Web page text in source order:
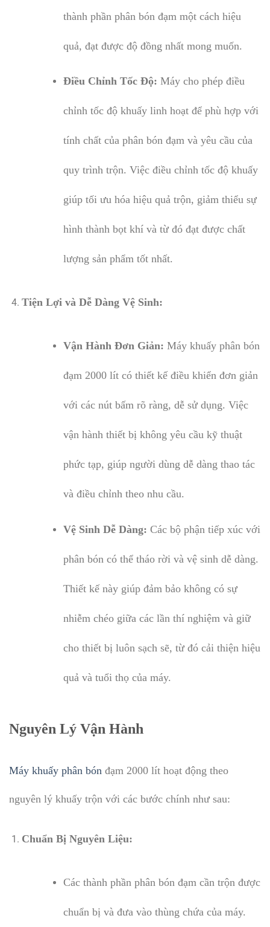
thành phần phân bón đạm một cách hiệu
quả, đạt được độ đồng nhất mong muốn.
Điều Chỉnh Tốc Độ: Máy cho phép điều
chỉnh tốc độ khuấy linh hoạt để phù hợp với
tính chất của phân bón đạm và yêu cầu của
quy trình trộn. Việc điều chỉnh tốc độ khuấy
giúp tối ưu hóa hiệu quả trộn, giảm thiểu sự
hình thành bọt khí và từ đó đạt được chất
lượng sản phẩm tốt nhất.
Tiện Lợi và Dễ Dàng Vệ Sinh:
Vận Hành Đơn Giản: Máy khuấy phân bón
đạm 2000 lít có thiết kế điều khiển đơn giản
với các nút bấm rõ ràng, dễ sử dụng. Việc
vận hành thiết bị không yêu cầu kỹ thuật
phức tạp, giúp người dùng dễ dàng thao tác
và điều chỉnh theo nhu cầu.
Vệ Sinh Dễ Dàng: Các bộ phận tiếp xúc với
phân bón có thể tháo rời và vệ sinh dễ dàng.
Thiết kế này giúp đảm bảo không có sự
nhiễm chéo giữa các lần thí nghiệm và giữ
cho thiết bị luôn sạch sẽ, từ đó cải thiện hiệu
quả và tuổi thọ của máy.
Nguyên Lý Vận Hành
Máy khuấy phân bón đạm 2000 lít hoạt động theo
nguyên lý khuấy trộn với các bước chính như sau:
Chuẩn Bị Nguyên Liệu:
Các thành phần phân bón đạm cần trộn được
chuẩn bị và đưa vào thùng chứa của máy.